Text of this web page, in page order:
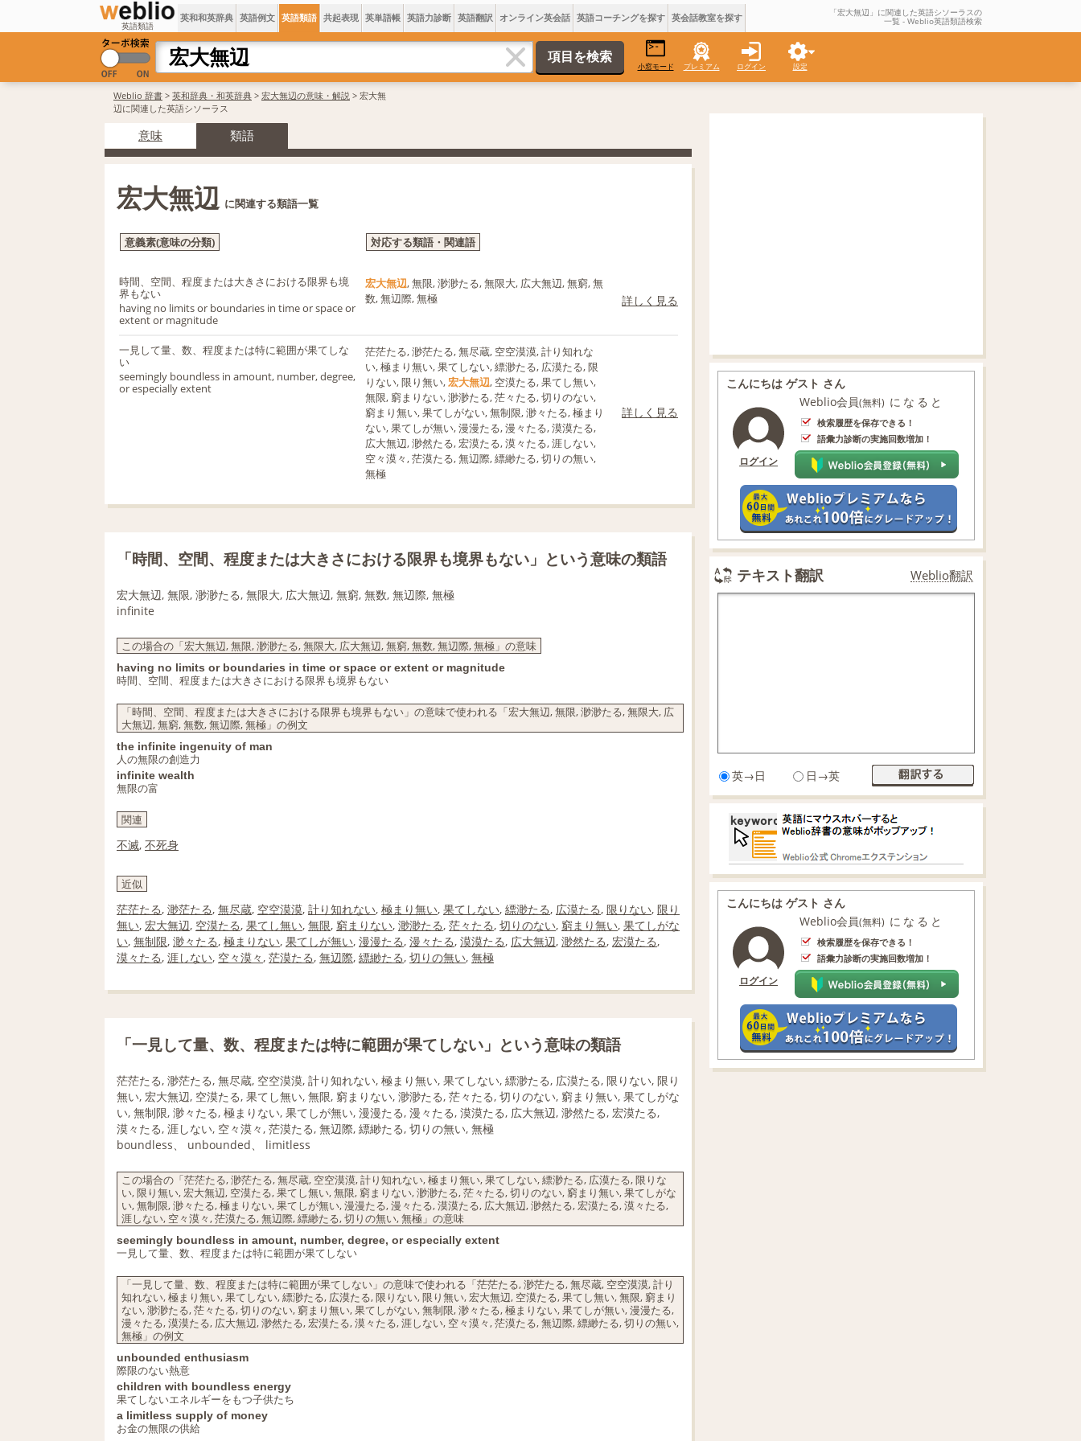
英語類語
英和和英辞典 英語例文 英語類語 共起表現 英単語帳 英語力診断 英語翻訳 オンライン英会話 英語コーチングを探す 英会話教室を探す 「宏大無辺」に関連した英語シソーラスの
一覧 - Weblio英語類語検索
小窓モード プレミアム ログイン 設定
Weblio 辞書 > 英和辞典・和英辞典 > 宏大無辺の意味・解説 > 宏大無
辺に関連した英語シソーラス
意味 類語
宏大無辺 に関連する類語一覧
意義素(意味の分類) 対応する類語・関連語
時間、空間、程度または大きさにおける限界も境
界もない
having no limits or boundaries in time or space or
extent or magnitude
宏大無辺, 無限, 渺渺たる, 無限大, 広大無辺, 無窮, 無
数, 無辺際, 無極
詳しく見る
一見して量、数、程度または特に範囲が果てしな
い
seemingly boundless in amount, number, degree,
or especially extent
茫茫たる, 渺茫たる, 無尽蔵, 空空漠漠, 計り知れな
い, 極まり無い, 果てしない, 縹渺たる, 広漠たる, 限
りない, 限り無い,宏大無辺, 空漠たる, 果てし無い,
無限, 窮まりない, 渺渺たる, 茫々たる, 切りのない,
窮まり無い, 果てしがない, 無制限, 渺々たる, 極まり
ない, 果てしが無い, 漫漫たる, 漫々たる, 漠漠たる,
広大無辺, 渺然たる, 宏漠たる, 漠々たる, 涯しない,
空々漠々, 茫漠たる, 無辺際, 縹緲たる, 切りの無い,
無極
詳しく見る
「時間、空間、程度または大きさにおける限界も境界もない」という意味の類語
宏大無辺, 無限, 渺渺たる, 無限大, 広大無辺, 無窮, 無数, 無辺際, 無極
infinite
この場合の「宏大無辺, 無限, 渺渺たる, 無限大, 広大無辺, 無窮, 無数, 無辺際, 無極」の意味
having no limits or boundaries in time or space or extent or magnitude
時間、空間、程度または大きさにおける限界も境界もない
「時間、空間、程度または大きさにおける限界も境界もない」の意味で使われる「宏大無辺, 無限, 渺渺たる, 無限大, 広
大無辺, 無窮, 無数, 無辺際, 無極」の例文
the infinite ingenuity of man
人の無限の創造力
infinite wealth
無限の富
関連
不滅, 不死身
近似
茫茫たる, 渺茫たる, 無尽蔵, 空空漠漠, 計り知れない, 極まり無い, 果てしない, 縹渺たる, 広漠たる, 限りない, 限り
無い, 宏大無辺, 空漠たる, 果てし無い, 無限, 窮まりない, 渺渺たる, 茫々たる, 切りのない, 窮まり無い, 果てしがな
い, 無制限, 渺々たる, 極まりない, 果てしが無い, 漫漫たる, 漫々たる, 漠漠たる, 広大無辺, 渺然たる, 宏漠たる,
漠々たる, 涯しない, 空々漠々, 茫漠たる, 無辺際, 縹緲たる, 切りの無い, 無極
「一見して量、数、程度または特に範囲が果てしない」という意味の類語
茫茫たる, 渺茫たる, 無尽蔵, 空空漠漠, 計り知れない, 極まり無い, 果てしない, 縹渺たる, 広漠たる, 限りない, 限り
無い, 宏大無辺, 空漠たる, 果てし無い, 無限, 窮まりない, 渺渺たる, 茫々たる, 切りのない, 窮まり無い, 果てしがな
い, 無制限, 渺々たる, 極まりない, 果てしが無い, 漫漫たる, 漫々たる, 漠漠たる, 広大無辺, 渺然たる, 宏漠たる,
漠々たる, 涯しない, 空々漠々, 茫漠たる, 無辺際, 縹緲たる, 切りの無い, 無極
boundless、 unbounded、 limitless
この場合の「茫茫たる, 渺茫たる, 無尽蔵, 空空漠漠, 計り知れない, 極まり無い, 果てしない, 縹渺たる, 広漠たる, 限りな
い, 限り無い, 宏大無辺, 空漠たる, 果てし無い, 無限, 窮まりない, 渺渺たる, 茫々たる, 切りのない, 窮まり無い, 果てしがな
い, 無制限, 渺々たる, 極まりない, 果てしが無い, 漫漫たる, 漫々たる, 漠漠たる, 広大無辺, 渺然たる, 宏漠たる, 漠々たる,
涯しない, 空々漠々, 茫漠たる, 無辺際, 縹緲たる, 切りの無い, 無極」の意味
seemingly boundless in amount, number, degree, or especially extent
一見して量、数、程度または特に範囲が果てしない
「一見して量、数、程度または特に範囲が果てしない」の意味で使われる「茫茫たる, 渺茫たる, 無尽蔵, 空空漠漠, 計り
知れない, 極まり無い, 果てしない, 縹渺たる, 広漠たる, 限りない, 限り無い, 宏大無辺, 空漠たる, 果てし無い, 無限, 窮まり
ない, 渺渺たる, 茫々たる, 切りのない, 窮まり無い, 果てしがない, 無制限, 渺々たる, 極まりない, 果てしが無い, 漫漫たる,
漫々たる, 漠漠たる, 広大無辺, 渺然たる, 宏漠たる, 漠々たる, 涯しない, 空々漠々, 茫漠たる, 無辺際, 縹緲たる, 切りの無い,
無極」の例文
unbounded enthusiasm
際限のない熱意
children with boundless energy
果てしないエネルギーをもつ子供たち
a limitless supply of money
お金の無限の供給
こんにちは ゲスト さん
ログイン
Weblio会員(無料) になると
検索履歴を保存できる！
語彙力診断の実施回数増加！
テキスト翻訳 Weblio翻訳
英→日 日→英
こんにちは ゲスト さん
ログイン
Weblio会員(無料) になると
検索履歴を保存できる！
語彙力診断の実施回数増加！